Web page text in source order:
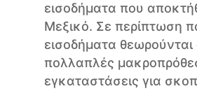
εισοδήματα που
Μεξικό. Σε περίπτωση
εισοδήματα θεωρούνται
πολλαπλές
εγκαταστάσεις για